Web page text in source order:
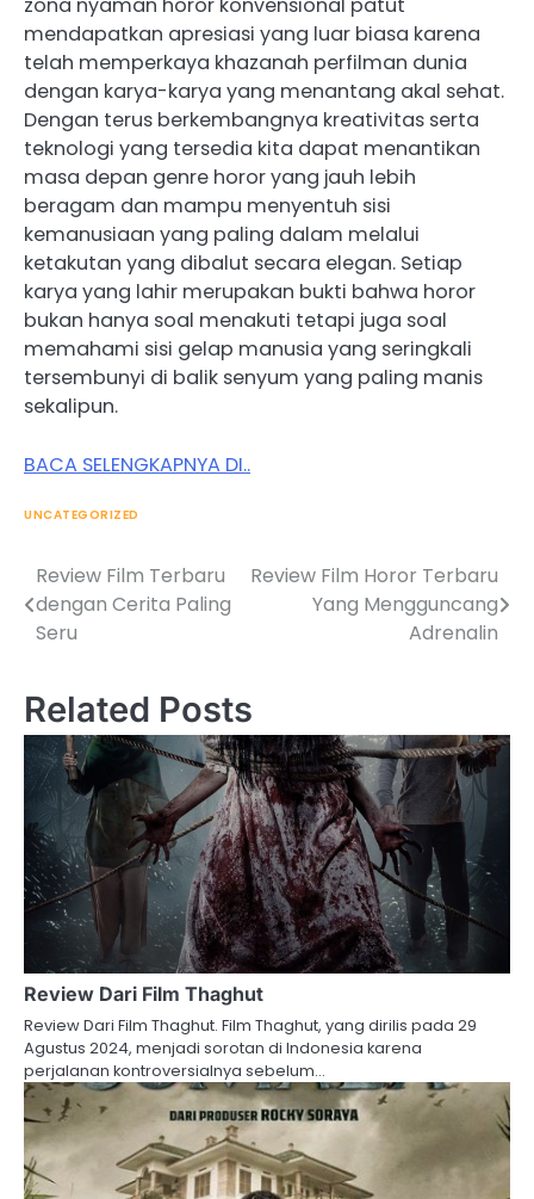
zona nyaman horor konvensional patut
mendapatkan apresiasi yang luar biasa karena
telah memperkaya khazanah perfilman dunia
dengan karya-karya yang menantang akal sehat.
Dengan terus berkembangnya kreativitas serta
teknologi yang tersedia kita dapat menantikan
masa depan genre horor yang jauh lebih
beragam dan mampu menyentuh sisi
kemanusiaan yang paling dalam melalui
ketakutan yang dibalut secara elegan. Setiap
karya yang lahir merupakan bukti bahwa horor
bukan hanya soal menakuti tetapi juga soal
memahami sisi gelap manusia yang seringkali
tersembunyi di balik senyum yang paling manis
sekalipun.
BACA SELENGKAPNYA DI..
UNCATEGORIZED
Post
navigation
Review Film Terbaru
dengan Cerita Paling
Seru
Review Film Horor Terbaru
Yang Mengguncang
Adrenalin
Related Posts
Review Dari Film Thaghut
Review Dari Film Thaghut. Film Thaghut, yang dirilis pada 29
Agustus 2024, menjadi sorotan di Indonesia karena
perjalanan kontroversialnya sebelum…